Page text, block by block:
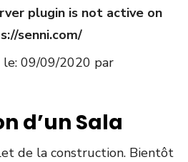
plugin is not active on
senni.com/
le: 09/09/2020 par
d’un Sala
de la construction. Bientôt